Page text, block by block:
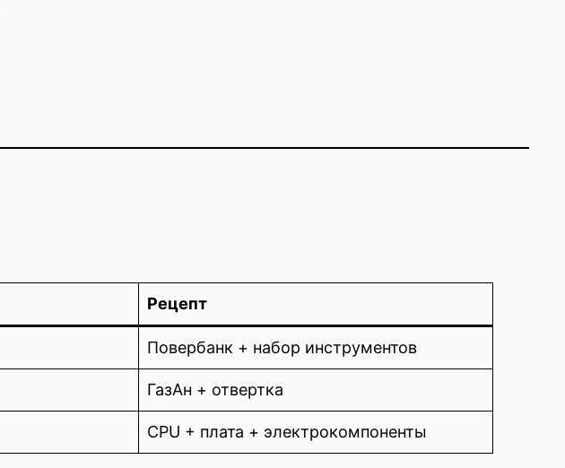
Рецепт
Повербанк + набор инструментов
ГазАн + отвертка
CPU + плата + электрокомпоненты